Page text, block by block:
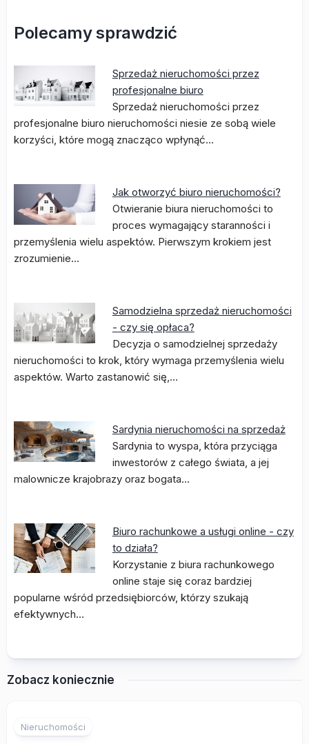
Polecamy sprawdzić
Sprzedaż nieruchomości przez
profesjonalne biuro
Sprzedaż nieruchomości przez
profesjonalne biuro nieruchomości niesie ze sobą wiele
korzyści, które mogą znacząco wpłynąć…
Jak otworzyć biuro nieruchomości?
Otwieranie biura nieruchomości to
proces wymagający staranności i
przemyślenia wielu aspektów. Pierwszym krokiem jest
zrozumienie…
Samodzielna sprzedaż nieruchomości
- czy się opłaca?
Decyzja o samodzielnej sprzedaży
nieruchomości to krok, który wymaga przemyślenia wielu
aspektów. Warto zastanowić się,…
Sardynia nieruchomości na sprzedaż
Sardynia to wyspa, która przyciąga
inwestorów z całego świata, a jej
malownicze krajobrazy oraz bogata…
Biuro rachunkowe a usługi online - czy
to działa?
Korzystanie z biura rachunkowego
online staje się coraz bardziej
popularne wśród przedsiębiorców, którzy szukają
efektywnych…
Zobacz koniecznie
Nieruchomości